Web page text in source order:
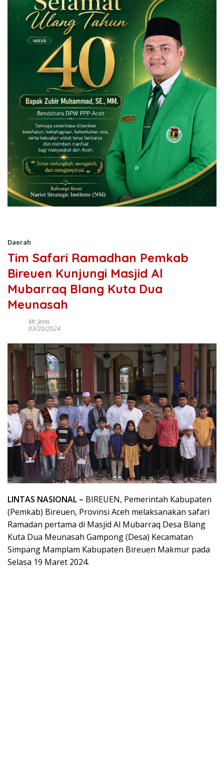
Daerah
Tim Safari Ramadhan Pemkab
Bireuen Kunjungi Masjid Al
Mubarraq Blang Kuta Dua
Meunasah
Mr Jems
03/20/2024
LINTAS NASIONAL – BIREUEN, Pemerintah Kabupaten
(Pemkab) Bireuen, Provinsi Aceh melaksanakan safari
Ramadan pertama di Masjid Al Mubarraq Desa Blang
Kuta Dua Meunasah Gampong (Desa) Kecamatan
Simpang Mamplam Kabupaten Bireuen Makmur pada
Selasa 19 Maret 2024.